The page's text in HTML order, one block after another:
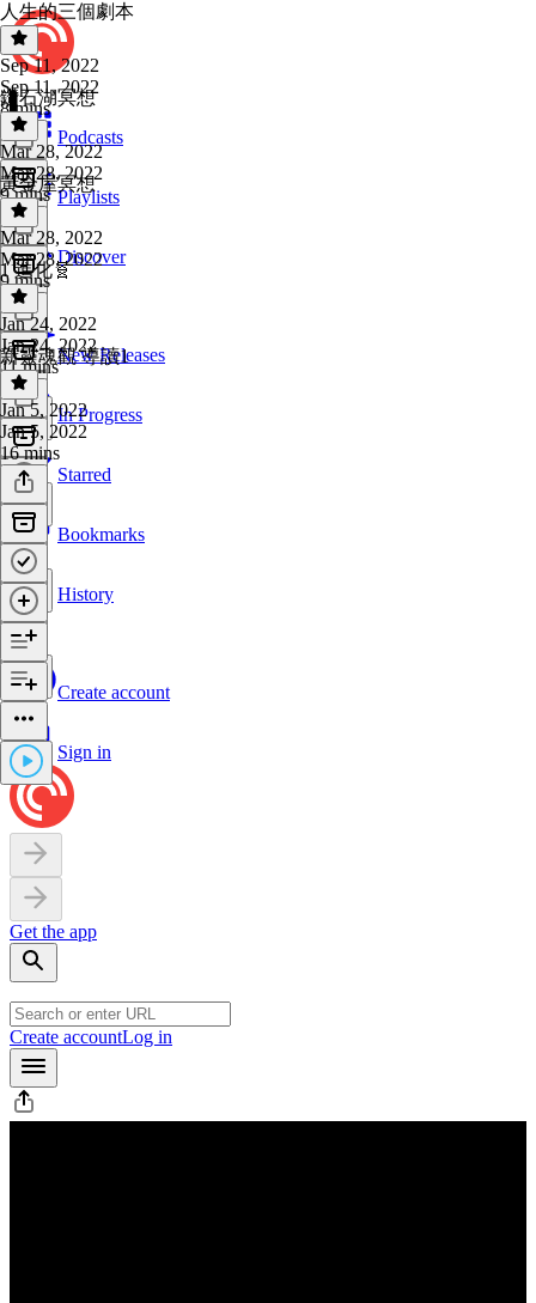
Podcasts
Playlists
Discover
New Releases
In Progress
Starred
Bookmarks
History
Create account
Sign in
Get the app
Create accountLog in
人生的三個劇本
Sep 11, 2022
Sep 11, 2022
8 mins
鑽石湖冥想
Mar 28, 2022
Mar 28, 2022
9 mins
黃金屋冥想
Mar 28, 2022
Mar 28, 2022
9 mins
1 進化🧬
Jan 24, 2022
Jan 24, 2022
11 mins
新靈魂觀 導讀1
Jan 5, 2022
Jan 5, 2022
16 mins